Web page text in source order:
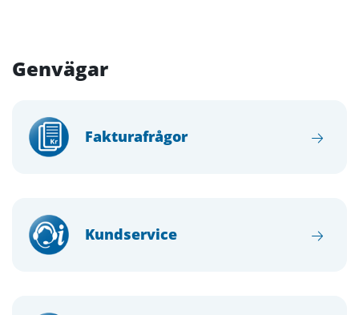
Genvägar
Fakturafrågor
Kundservice